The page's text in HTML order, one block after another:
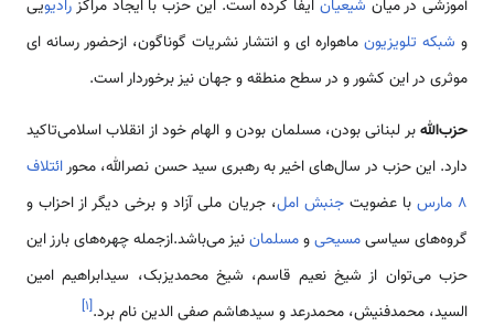
آموزشی در میان شیعیان ایفا کرده است. این حزب با ایجاد مراکزرادیویی
و شبکه تلویزیون ماهواره ای و انتشار نشریات گوناگون، ازحضور رسانه ای
موثری در این کشور و در سطح منطقه و جهان نیز برخوردار است.
حزب‌اللهبر لبنانی بودن، مسلمان بودن و الهام خود از انقلاب اسلامی‌تاکید
دارد. این حزب در سال‌های اخیر به رهبری سید حسن نصرالله، محورائتلاف
8 مارس
با عضویتجنبش امل، جریان ملی آزاد و برخی دیگر از احزاب و
گروه‌های سیاسیمسیحیومسلماننیز می‌باشد.ازجمله چهره‌های بارز این
حزب می‌توان از شیخ نعیم قاسم، شیخ محمدیزبک، سیدابراهیم امین
السید، محمدفنیش، محمدرعد و سیدهاشم صفی الدین نام برد.[۱]